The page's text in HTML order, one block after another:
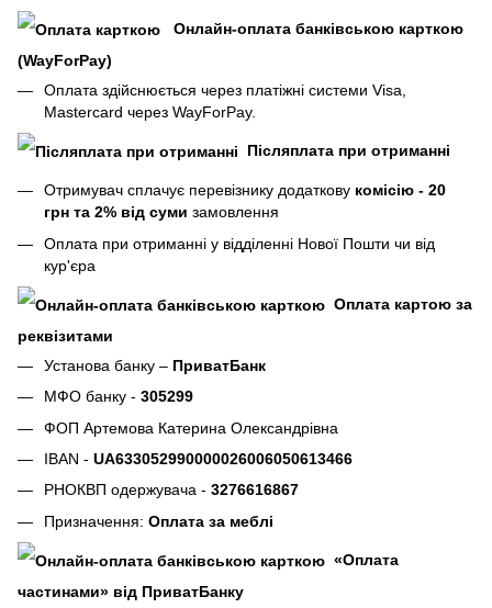
Онлайн-оплата банківською карткою
(WayForPay)
Оплата здійснюється через платіжні системи Visa,
Mastercard через WayForPay.
Післяплата при отриманні
Отримувач сплачує перевізнику додаткову комісію - 20
грн та 2% від суми замовлення
Оплата при отриманні у відділенні Нової Пошти чи від
кур'єра
Оплата картою за
реквізитами
Установа банку – ПриватБанк
МФО банку - 305299
ФОП Артемова Катерина Олександрівна
IBAN - UA633052990000026006050613466
РНОКВП одержувача - 3276616867
Призначення: Оплата за меблі
«Оплата
частинами» від ПриватБанку